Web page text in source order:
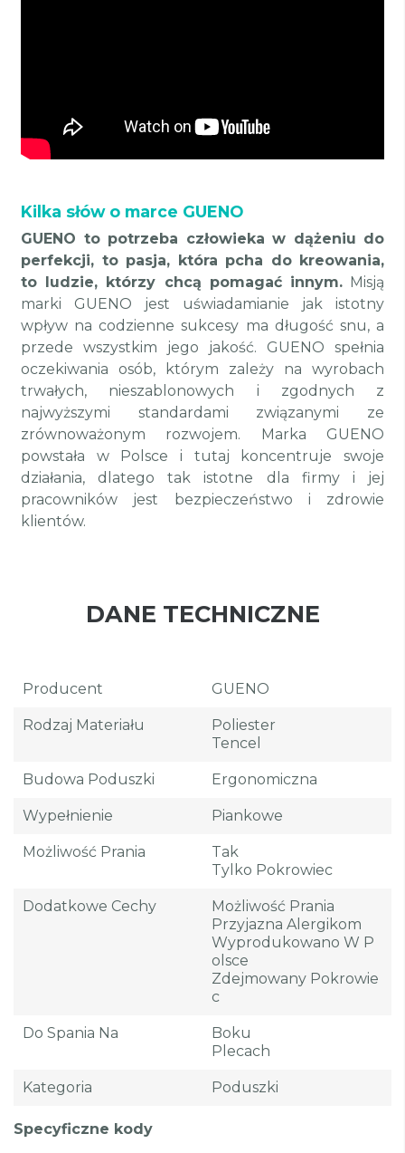
Kilka słów o marce GUENO
GUENO to potrzeba człowieka w dążeniu do
perfekcji, to pasja, która pcha do kreowania,
to ludzie, którzy chcą pomagać innym.Misją
marki GUENO jest uświadamianie jak istotny
wpływ na codzienne sukcesy ma długość snu, a
przede wszystkim jego jakość. GUENO spełnia
oczekiwania osób, którym zależy na wyrobach
trwałych, nieszablonowych i zgodnych z
najwyższymi standardami związanymi ze
zrównoważonym rozwojem. Marka GUENO
powstała w Polsce i tutaj koncentruje swoje
działania, dlatego tak istotne dla firmy i jej
pracowników jest bezpieczeństwo i zdrowie
klientów.
DANE TECHNICZNE
Producent GUENO
Rodzaj Materiału
Poliester
Tencel
Budowa Poduszki Ergonomiczna
Wypełnienie Piankowe
Możliwość Prania
Tak
Tylko Pokrowiec
Dodatkowe Cechy
Możliwość Prania
Przyjazna Alergikom
Wyprodukowano W P
Olsce
Zdejmowany Pokrowie
C
Do Spania Na
Boku
Plecach
Kategoria Poduszki
Specyficzne kody